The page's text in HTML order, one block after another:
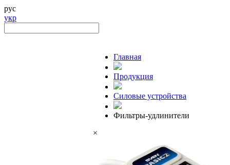
рус
укр
Главная
Продукция
Силовые устройства
Фильтры-удлинители
×